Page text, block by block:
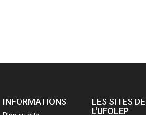
INFORMATIONS
LES SITES DE
L'UFOLEP